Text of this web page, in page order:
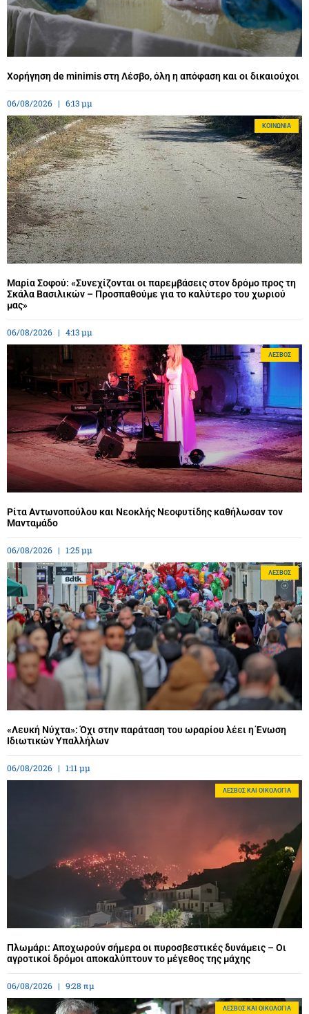
Χορήγηση de minimis στη Λέσβο, όλη η απόφαση και οι δικαιούχοι
06/08/2026 6:13 μμ
ΚΟΙΝΩΝΊΑ
Μαρία Σοφού: «Συνεχίζονται οι παρεμβάσεις στον δρόμο προς τη
Σκάλα Βασιλικών – Προσπαθούμε για το καλύτερο του χωριού
μας»
06/08/2026 4:13 μμ
ΛΈΣΒΟΣ
Ρίτα Αντωνοπούλου και Νεοκλής Νεοφυτίδης καθήλωσαν τον
Μανταμάδο
06/08/2026 1:25 μμ
ΛΈΣΒΟΣ
«Λευκή Νύχτα»: Όχι στην παράταση του ωραρίου λέει η Ένωση
Ιδιωτικών Υπαλλήλων
06/08/2026 1:11 μμ
ΛΈΣΒΟΣ ΚΑΙ ΟΙΚΟΛΟΓΊΑ
Πλωμάρι: Αποχωρούν σήμερα οι πυροσβεστικές δυνάμεις – Οι
αγροτικοί δρόμοι αποκαλύπτουν το μέγεθος της μάχης
06/08/2026 9:28 πμ
ΛΈΣΒΟΣ ΚΑΙ ΟΙΚΟΛΟΓΊΑ